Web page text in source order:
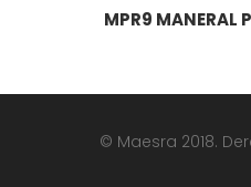
MPR9 MANERAL
© Maesra 2018.